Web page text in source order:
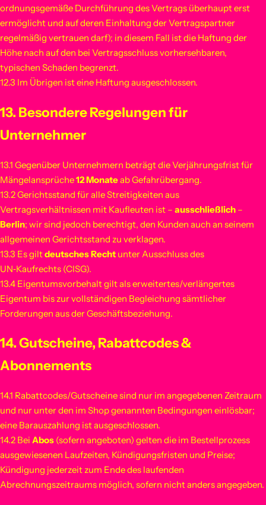
ordnungsgemäße Durchführung des Vertrags überhaupt erst
ermöglicht und auf deren Einhaltung der Vertragspartner
regelmäßig vertrauen darf); in diesem Fall ist die Haftung der
Höhe nach auf den bei Vertragsschluss vorhersehbaren,
typischen Schaden begrenzt.
12.3 Im Übrigen ist eine Haftung ausgeschlossen.
13. Besondere Regelungen für
Unternehmer
13.1 Gegenüber Unternehmern beträgt die Verjährungsfrist für
Mängelansprüche12 Monateab Gefahrübergang.
13.2 Gerichtsstand für alle Streitigkeiten aus
Vertragsverhältnissen mit Kaufleuten ist – ausschließlich –
Berlin; wir sind jedoch berechtigt, den Kunden auch an seinem
allgemeinen Gerichtsstand zu verklagen.
13.3 Es giltdeutsches Recht unter Ausschluss des
UN‑Kaufrechts (CISG).
13.4 Eigentumsvorbehalt gilt als erweitertes/verlängertes
Eigentum bis zur vollständigen Begleichung sämtlicher
Forderungen aus der Geschäftsbeziehung.
14. Gutscheine, Rabattcodes &
Abonnements
14.1 Rabattcodes/Gutscheine sind nur im angegebenen Zeitraum
und nur unter den im Shop genannten Bedingungen einlösbar;
eine Barauszahlung ist ausgeschlossen.
14.2 Bei Abos (sofern angeboten) gelten die im Bestellprozess
ausgewiesenen Laufzeiten, Kündigungsfristen und Preise;
Kündigung jederzeit zum Ende des laufenden
Abrechnungszeitraums möglich, sofern nicht anders angegeben.